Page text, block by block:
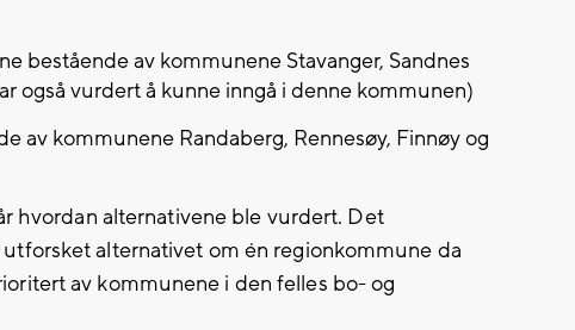
bestående av kommunene Stavanger, Sandnes
også vurdert å kunne inngå i denne kommunen)
av kommunene Randaberg, Rennesøy, Finnøy og
hvordan alternativene ble vurdert. Det
alternativet om én regionkommune da
av kommunene i den felles bo- og